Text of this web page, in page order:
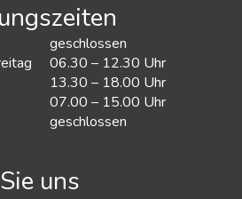
geschlossen
06.30 – 12.30 Uhr
13.30 – 18.00 Uhr
07.00 – 15.00 Uhr
geschlossen
uns